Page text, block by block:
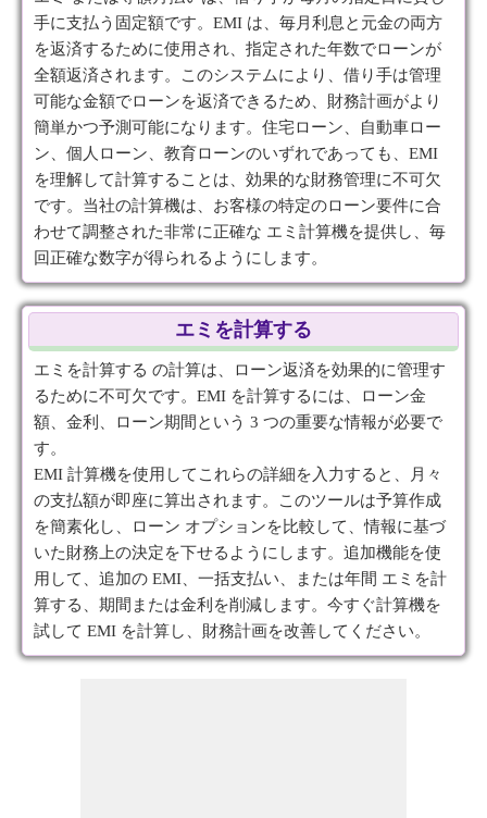
手に支払う固定額です。EMI は、毎月利息と元金の両方
を返済するために使用され、指定された年数でローンが
全額返済されます。このシステムにより、借り手は管理
可能な金額でローンを返済できるため、財務計画がより
簡単かつ予測可能になります。住宅ローン、自動車ロー
ン、個人ローン、教育ローンのいずれであっても、EMI
を理解して計算することは、効果的な財務管理に不可欠
です。当社の計算機は、お客様の特定のローン要件に合
わせて調整された非常に正確な エミ計算機を提供し、毎
回正確な数字が得られるようにします。
エミを計算する
エミを計算する の計算は、ローン返済を効果的に管理す
るために不可欠です。EMI を計算するには、ローン金
額、金利、ローン期間という 3 つの重要な情報が必要で
す。
EMI 計算機を使用してこれらの詳細を入力すると、月々
の支払額が即座に算出されます。このツールは予算作成
を簡素化し、ローン オプションを比較して、情報に基づ
いた財務上の決定を下せるようにします。追加機能を使
用して、追加の EMI、一括支払い、または年間 エミを計
算する、期間または金利を削減します。今すぐ計算機を
試して EMI を計算し、財務計画を改善してください。